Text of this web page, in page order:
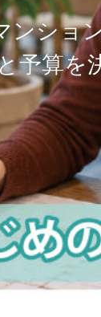
ンショ
予算を